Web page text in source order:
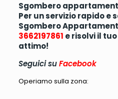
Sgombero
Per un servizio rapido e
Sgombero
3662197861 e risolvi il
attimo!
Seguici suFacebook
Operiamo sulla zona: